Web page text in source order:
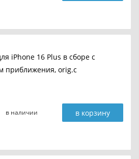
iPhone 16 Plus в сборе c
приближения, orig.c
в наличии в корзину